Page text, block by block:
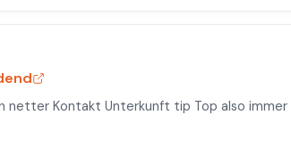
netter Kontakt Unterkunft tip Top also